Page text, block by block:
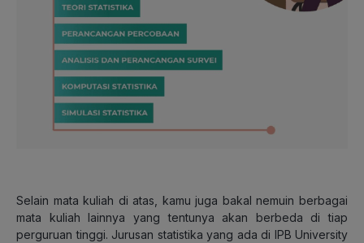
Selain mata kuliah di atas, kamu juga bakal nemuin berbagai
mata kuliah lainnya yang tentunya akan berbeda di tiap
perguruan tinggi. Jurusan statistika yang ada di IPB University